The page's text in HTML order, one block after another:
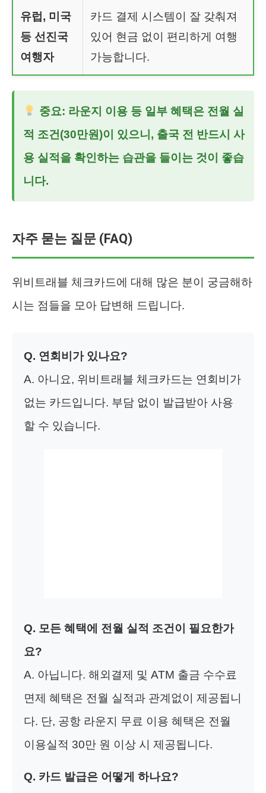
유럽, 미국
등 선진국
여행자
카드 결제 시스템이 잘 갖춰져
있어 현금 없이 편리하게 여행
가능합니다.
중요: 라운지 이용 등 일부 혜택은 전월 실
적 조건(30만원)이 있으니, 출국 전 반드시 사
용 실적을 확인하는 습관을 들이는 것이 좋습
니다.
자주 묻는 질문 (FAQ)
위비트래블 체크카드에 대해 많은 분이 궁금해하
시는 점들을 모아 답변해 드립니다.
Q. 연회비가 있나요?
A. 아니요, 위비트래블 체크카드는 연회비가
없는 카드입니다. 부담 없이 발급받아 사용
할 수 있습니다.
Q. 모든 혜택에 전월 실적 조건이 필요한가
요?
A. 아닙니다. 해외결제 및 ATM 출금 수수료
면제 혜택은 전월 실적과 관계없이 제공됩니
다. 단, 공항 라운지 무료 이용 혜택은 전월
이용실적 30만 원 이상 시 제공됩니다.
Q. 카드 발급은 어떻게 하나요?